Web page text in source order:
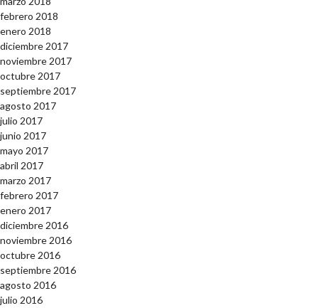
febrero 2018
enero 2018
diciembre 2017
noviembre 2017
octubre 2017
septiembre 2017
agosto 2017
julio 2017
junio 2017
mayo 2017
abril 2017
marzo 2017
febrero 2017
enero 2017
diciembre 2016
noviembre 2016
octubre 2016
septiembre 2016
agosto 2016
julio 2016